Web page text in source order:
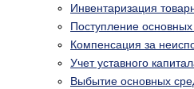
Инвентаризация
Поступление основных
Компенсация за
Учет уставного
Выбытие основных